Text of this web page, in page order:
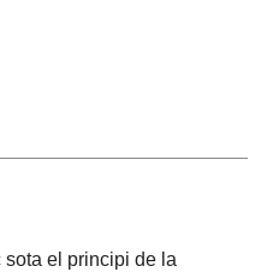
el principi de la